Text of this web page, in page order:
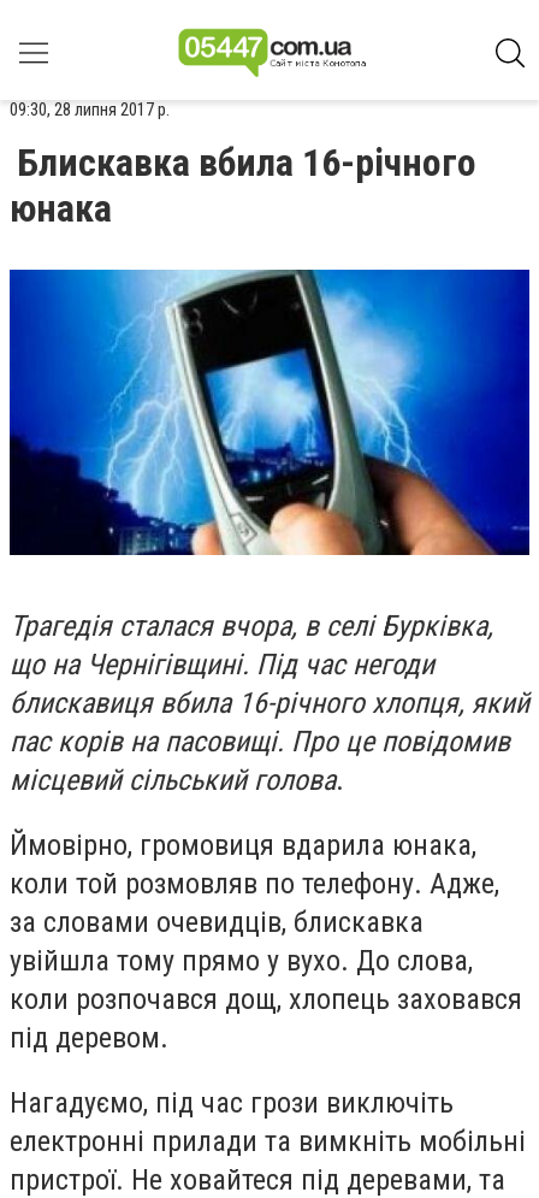
09:30, 28 липня 2017 р.
Блискавка вбила 16-річного
юнака
Трагедія сталася вчора, в селі Бурківка,
що на Чернігівщині. Під час негоди
блискавиця вбила 16-річного хлопця, який
пас корів на пасовищі. Про це повідомив
місцевий сільський голова.
Ймовірно, громовиця вдарила юнака,
коли той розмовляв по телефону. Адже,
за словами очевидців, блискавка
увійшла тому прямо у вухо. До слова,
коли розпочався дощ, хлопець заховався
під деревом.
Нагадуємо, під час грози виключіть
електронні прилади та вимкніть мобільні
пристрої. Не ховайтеся під деревами, та